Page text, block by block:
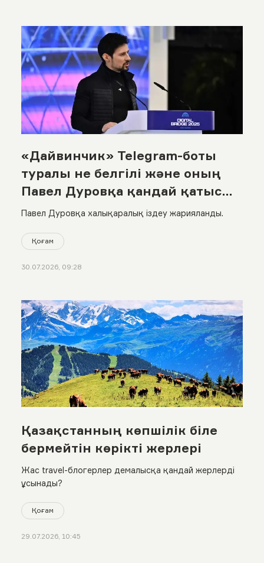
«Дайвинчик» Telegram-боты
туралы не белгілі және оның
Павел Дуровқа қандай қатысы
бар?
Павел Дуровқа халықаралық іздеу жарияланды.
Қоғам
30.07.2026, 09:28
Қазақстанның көпшілік біле
бермейтін көрікті жерлері
Жас travel-блогерлер демалысқа қандай жерлерді
ұсынады?
Қоғам
29.07.2026, 10:45